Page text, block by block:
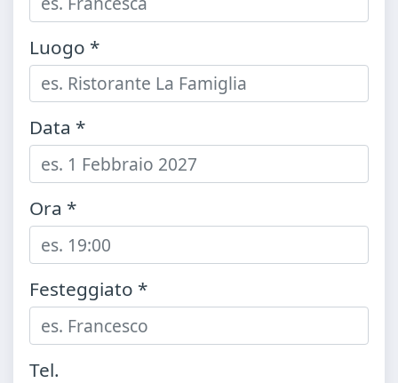
Luogo *
Data *
Ora *
Festeggiato *
Tel.